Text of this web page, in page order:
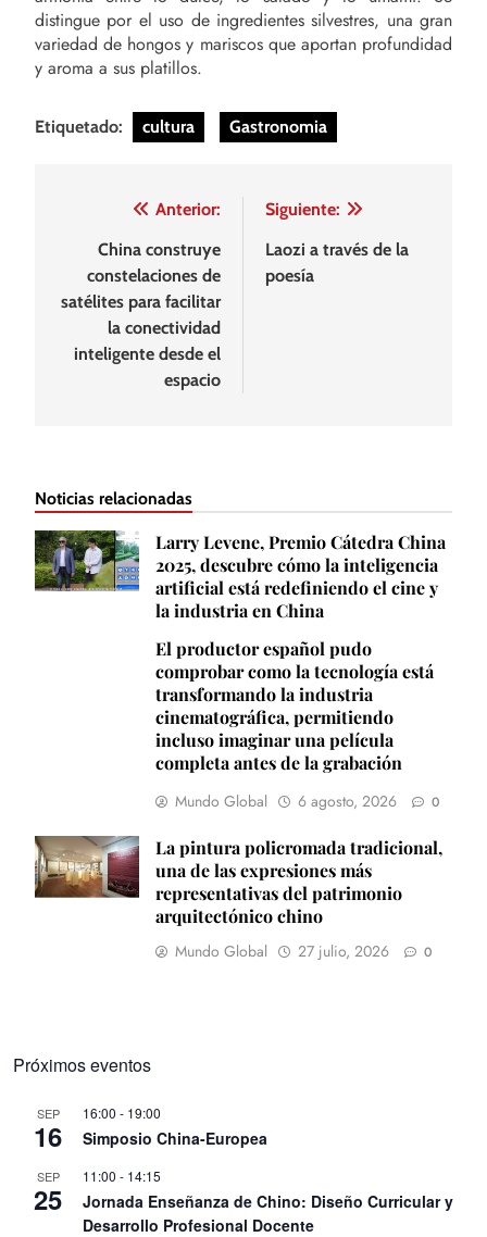
distingue por el uso de ingredientes silvestres, una gran
variedad de hongos y mariscos que aportan profundidad
y aroma a sus platillos.
Etiquetado: cultura Gastronomia
Navegación
entradas
Anterior:
China construye
constelaciones de
satélites para facilitar
la conectividad
inteligente desde el
espacio
Siguiente:
Laozi a través de la
poesía
Noticias relacionadas
Larry Levene, Premio Cátedra China
2025, descubre cómo la inteligencia
artificial está redefiniendo el cine y
la industria en China
El productor español pudo
comprobar como la tecnología está
transformando la industria
cinematográfica, permitiendo
incluso imaginar una película
completa antes de la grabación
Mundo Global 6 agosto, 2026 0
La pintura policromada tradicional,
una de las expresiones más
representativas del patrimonio
arquitectónico chino
Mundo Global 27 julio, 2026 0
Próximos eventos
SEP
16
16:00 - 19:00
Simposio China-Europea
SEP
25
11:00 - 14:15
Jornada Enseñanza de Chino: Diseño Curricular y
Desarrollo Profesional Docente